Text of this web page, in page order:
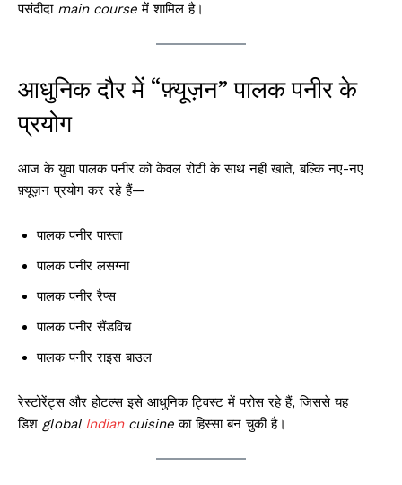
पसंदीदा main course में शामिल है।
आधुनिक दौर में “फ़्यूज़न” पालक पनीर के
प्रयोग
आज के युवा पालक पनीर को केवल रोटी के साथ नहीं खाते, बल्कि नए-नए
फ़्यूज़न प्रयोग कर रहे हैं—
पालक पनीर पास्ता
पालक पनीर लसग्ना
पालक पनीर रैप्स
पालक पनीर सैंडविच
पालक पनीर राइस बाउल
रेस्टोरेंट्स और होटल्स इसे आधुनिक ट्विस्ट में परोस रहे हैं, जिससे यह
डिश global Indiancuisine का हिस्सा बन चुकी है।